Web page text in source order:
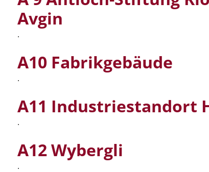
Avgin
.
A10 Fabrikgebäude
.
A11 Industriestandort
.
A12 Wybergli
.